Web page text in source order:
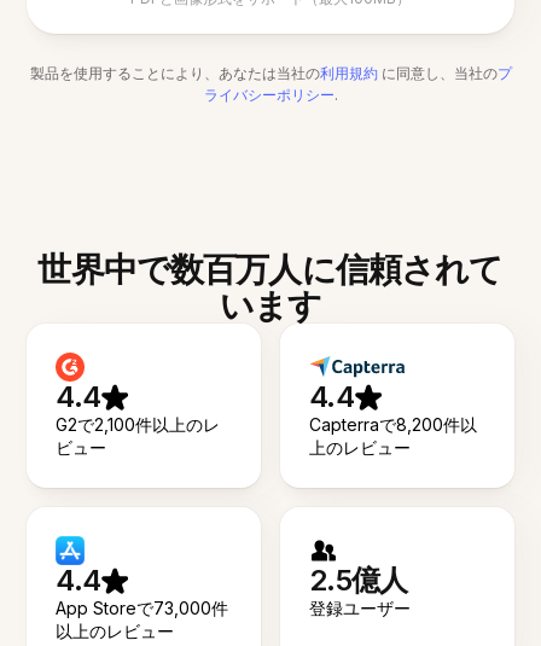
製品を使用することにより、あなたは当社の利用規約 に同意し、当社のプ
ライバシーポリシー.
世界中で数百万人に信頼されて
います
4.4
G2で2,100件以上のレ
ビュー
4.4
Capterraで8,200件以
上のレビュー
4.4
App Storeで73,000件
以上のレビュー
2.5億人
登録ユーザー